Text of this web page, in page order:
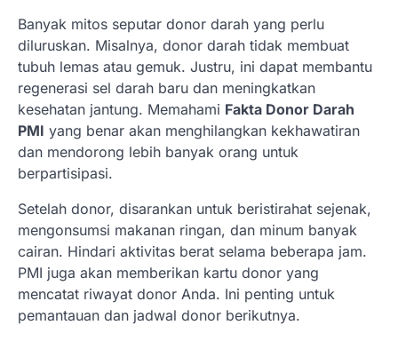
Banyak mitos seputar donor darah yang perlu
diluruskan. Misalnya, donor darah tidak membuat
tubuh lemas atau gemuk. Justru, ini dapat membantu
regenerasi sel darah baru dan meningkatkan
kesehatan jantung. Memahami Fakta Donor Darah
PMI yang benar akan menghilangkan kekhawatiran
dan mendorong lebih banyak orang untuk
berpartisipasi.
Setelah donor, disarankan untuk beristirahat sejenak,
mengonsumsi makanan ringan, dan minum banyak
cairan. Hindari aktivitas berat selama beberapa jam.
PMI juga akan memberikan kartu donor yang
mencatat riwayat donor Anda. Ini penting untuk
pemantauan dan jadwal donor berikutnya.